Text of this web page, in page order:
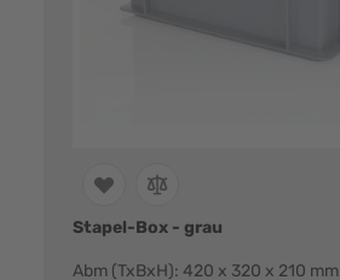
Stapel-Box - grau
Abm (TxBxH): 420 x 320 x 210 mm